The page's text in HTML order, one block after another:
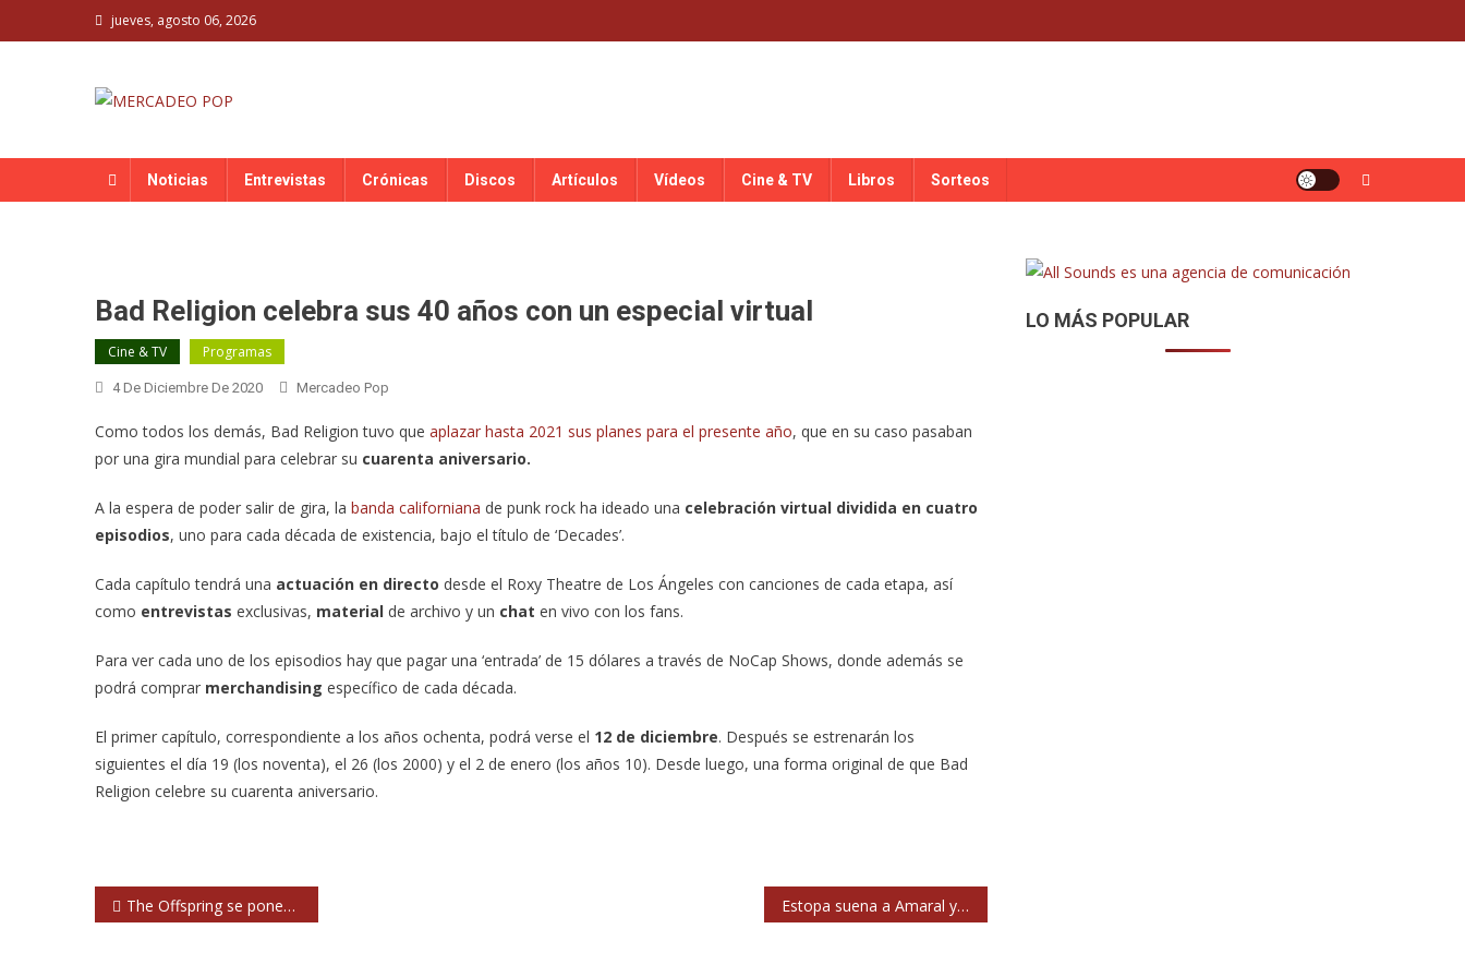
to
jueves, agosto 06, 2026
Noticias Entrevistas Crónicas Discos Artículos Vídeos Cine & TV Libros Sorteos
Bad Religion celebra sus 40 años con un especial virtual
Cine & TV Programas
4 De Diciembre De 2020 Mercadeo Pop
Como todos los demás, Bad Religion tuvo que aplazar hasta 2021 sus planes para el presente año, que en su caso pasaban
por una gira mundial para celebrar su cuarenta aniversario.
A la espera de poder salir de gira, la banda californiana de punk rock ha ideado una celebración virtual dividida en cuatro
episodios, uno para cada década de existencia, bajo el título de ‘Decades’.
Cada capítulo tendrá una actuación en directo desde el Roxy Theatre de Los Ángeles con canciones de cada etapa, así
como entrevistas exclusivas, material de archivo y un chat en vivo con los fans.
Para ver cada uno de los episodios hay que pagar una ‘entrada’ de 15 dólares a través de NoCap Shows, donde además se
podrá comprar merchandising específico de cada década.
El primer capítulo, correspondiente a los años ochenta, podrá verse el 12 de diciembre. Después se estrenarán los
siguientes el día 19 (los noventa), el 26 (los 2000) y el 2 de enero (los años 10). Desde luego, una forma original de que Bad
Religion celebre su cuarenta aniversario.
Navegación
The Offspring se ponen navideños con ‘Christmas (baby please come home)’ Estopa suena a Amaral y Amaral suena a Estopa
LO MÁS POPULAR